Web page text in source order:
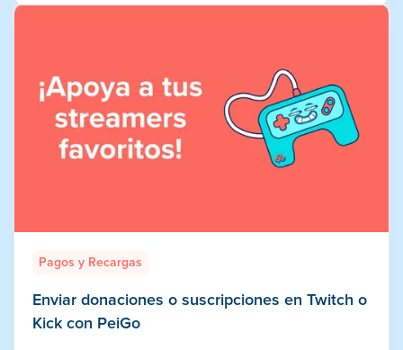
Pagos y Recargas
Enviar donaciones o suscripciones en Twitch o
Kick con PeiGo